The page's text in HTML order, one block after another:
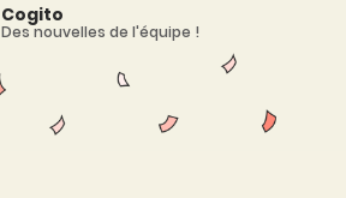
Cogito
Des nouvelles de l'équipe !